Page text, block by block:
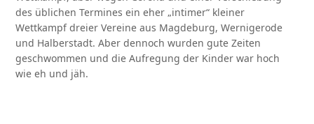
des üblichen Termines ein eher „intimer“ kleiner
Wettkampf dreier Vereine aus Magdeburg, Wernigerode
und Halberstadt. Aber dennoch wurden gute Zeiten
geschwommen und die Aufregung der Kinder war hoch
wie eh und jäh.